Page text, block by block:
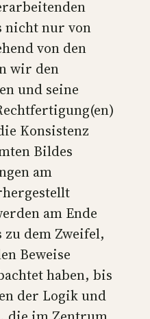
nicht nur von
von den
wir den
und seine
Konsistenz
Bildes
am
am Ende
dem Zweifel,
Beweise
haben, bis
der Logik und